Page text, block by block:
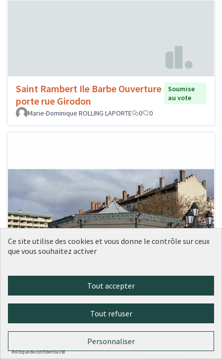
Saint Rambert Ile Barbe Ouverture
porte rue Girodon
Soumise
au vote
Marie-Dominique ROLLING LAPORTE
0 0
Rénovation du kiosque à musique
Soumise
Ce site utilise des cookies et vous donne le contrôle sur ceux
que vous souhaitez activer
Tout accepter
Tout refuser
Personnaliser
Politique de confidentialité